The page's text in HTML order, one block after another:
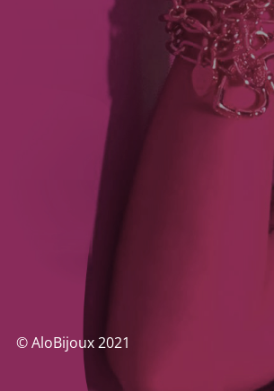
© AloBijoux 2021